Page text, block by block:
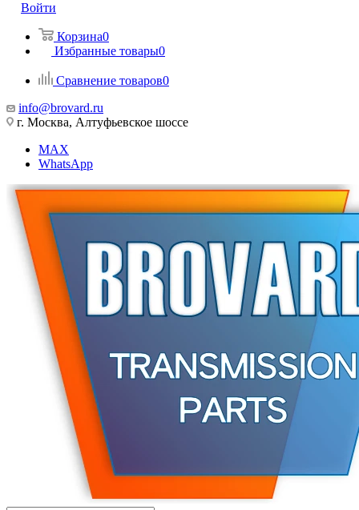
Войти
Корзина0
Избранные товары0
Сравнение товаров0
info@brovard.ru
г. Москва, Алтуфьевское шоссе
MAX
WhatsApp